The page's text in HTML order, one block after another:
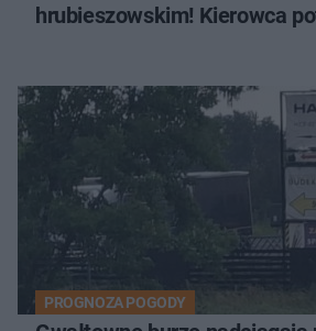
hrubieszowskim! Kierowca
PROGNOZA POGODY